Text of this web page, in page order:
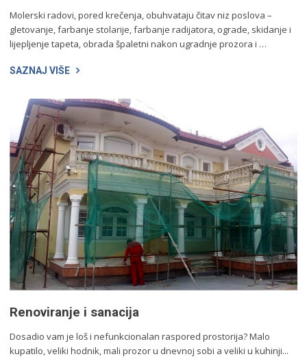
Molerski radovi, pored krečenja, obuhvataju čitav niz poslova –
gletovanje, farbanje stolarije, farbanje radijatora, ograde, skidanje i
lijepljenje tapeta, obrada špaletni nakon ugradnje prozora i …
SAZNAJ VIŠE
Renoviranje i sanacija
Dosadio vam je loš i nefunkcionalan raspored prostorija? Malo
kupatilo, veliki hodnik, mali prozor u dnevnoj sobi a veliki u kuhinji...